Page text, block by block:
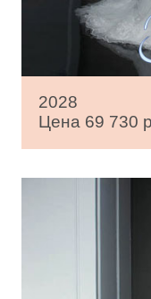
2028
Цена 69 730